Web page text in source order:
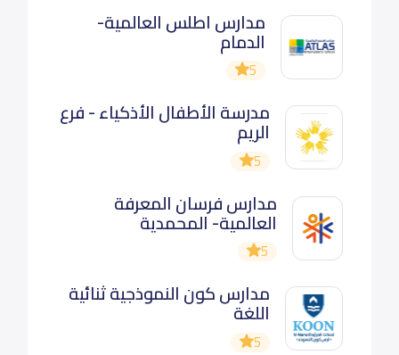
مدارس اطلس العالمية-
الدمام
5
مدرسة الأطفال الأذكياء - فرع
الريم
5
مدارس فرسان المعرفة
العالمية- المحمدية
5
مدارس كون النموذجية ثنائية
اللغة
5